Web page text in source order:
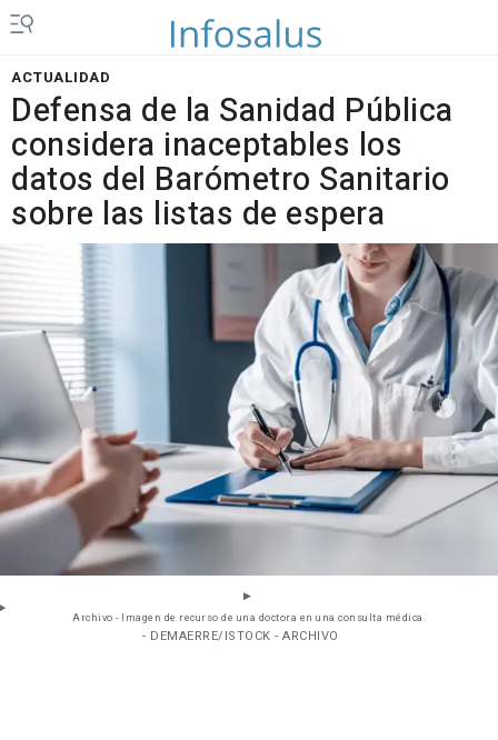
ACTUALIDAD
Defensa de la Sanidad Pública
considera inaceptables los
datos del Barómetro Sanitario
sobre las listas de espera
Archivo - Imagen de recurso de una doctora en una consulta médica.
- DEMAERRE/ISTOCK - ARCHIVO